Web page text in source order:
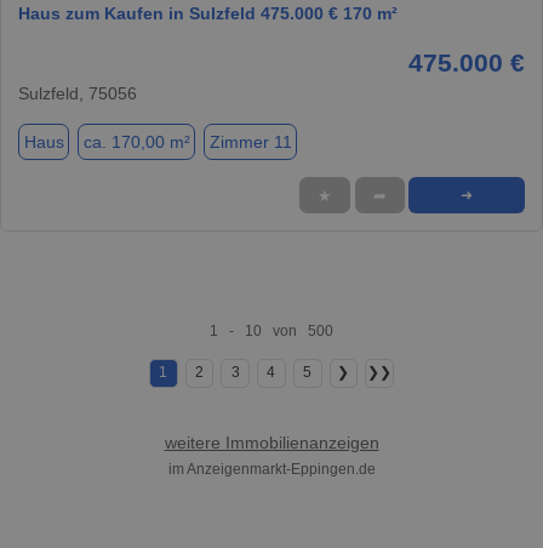
Haus zum Kaufen in Sulzfeld 475.000 € 170 m²
475.000 €
Sulzfeld, 75056
Haus ca. 170,00 m² Zimmer 11
★ ➦ ➜
1 - 10 von 500
1 2 3 4 5 ❯ ❯❯
weitere Immobilienanzeigen
im Anzeigenmarkt-Eppingen.de